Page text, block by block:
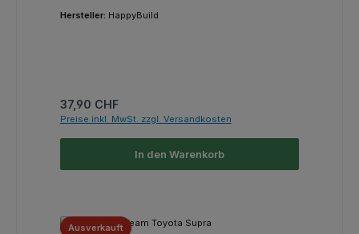
Hersteller: HappyBuild
Regulärer Preis:
37,90 CHF
Preise inkl. MwSt. zzgl. Versandkosten
In den Warenkorb
Ausverkauft